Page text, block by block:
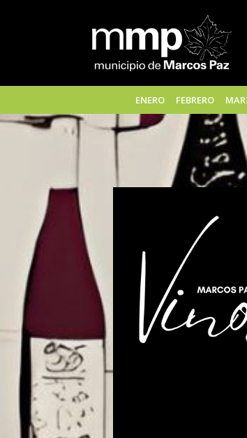
ENERO FEBRERO